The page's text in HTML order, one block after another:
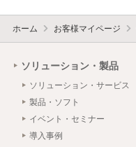
ホーム お客様マイページ
ソリューション・製品
ソリューション・サービス
製品・ソフト
イベント・セミナー
導入事例